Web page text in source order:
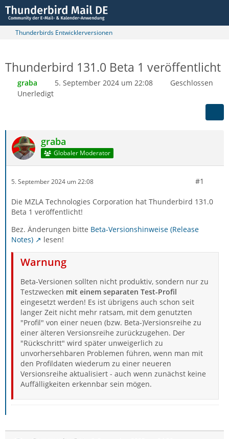
Thunderbirds Entwicklerversionen
Thunderbird 131.0 Beta 1 veröffentlicht
graba 5. September 2024 um 22:08
Geschlossen
Unerledigt
graba
Globaler Moderator
5. September 2024 um 22:08 #1
Die MZLA Technologies Corporation hat Thunderbird 131.0
Beta 1 veröffentlicht!
Bez. Änderungen bitte Beta-Versionshinweise (Release
Notes)
lesen!
Warnung
Beta-Versionen sollten nicht produktiv, sondern nur zu
Testzwecken mit einem separaten Test-Profil
eingesetzt werden! Es ist übrigens auch schon seit
langer Zeit nicht mehr ratsam, mit dem genutzten
"Profil" von einer neuen (bzw. Beta-)Versionsreihe zu
einer älteren Versionsreihe zurückzugehen. Der
"Rückschritt" wird später unweigerlich zu
unvorhersehbaren Problemen führen, wenn man mit
den Profildaten wiederum zu einer neueren
Versionsreihe aktualisiert - auch wenn zunächst keine
Auffälligkeiten erkennbar sein mögen.